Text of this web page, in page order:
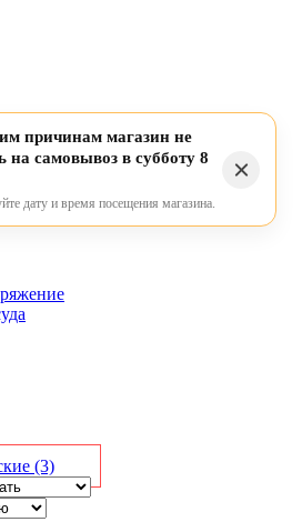
причинам магазин не
на самовывоз в субботу 8
дату и время посещения магазина.
(3)